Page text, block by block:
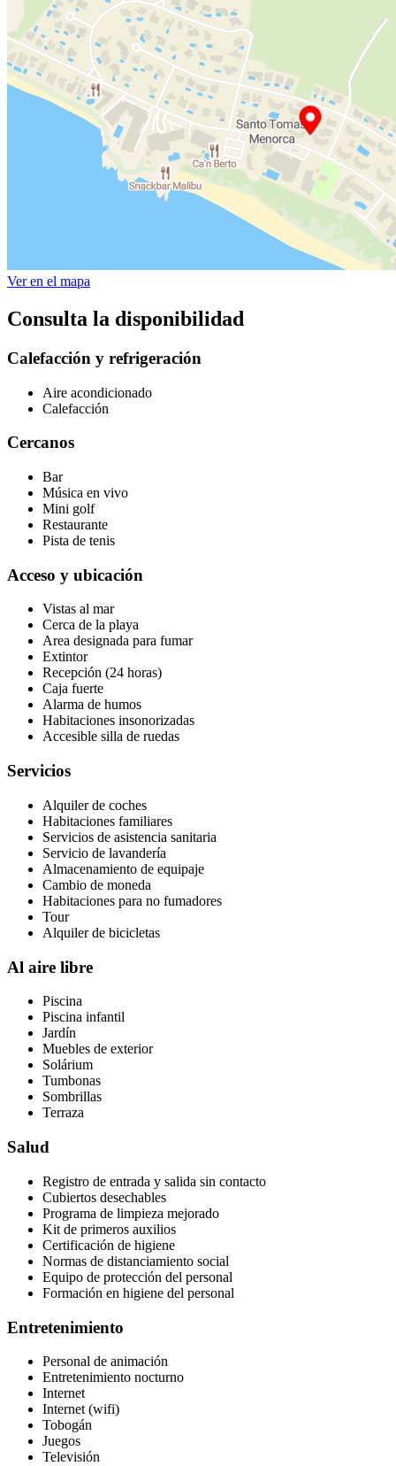
Ver en el mapa
Consulta la disponibilidad
Calefacción y refrigeración
Aire acondicionado
Calefacción
Cercanos
Bar
Música en vivo
Mini golf
Restaurante
Pista de tenis
Acceso y ubicación
Vistas al mar
Cerca de la playa
Area designada para fumar
Extintor
Recepción (24 horas)
Caja fuerte
Alarma de humos
Habitaciones insonorizadas
Accesible silla de ruedas
Servicios
Alquiler de coches
Habitaciones familiares
Servicios de asistencia sanitaria
Servicio de lavandería
Almacenamiento de equipaje
Cambio de moneda
Habitaciones para no fumadores
Tour
Alquiler de bicicletas
Al aire libre
Piscina
Piscina infantil
Jardín
Muebles de exterior
Solárium
Tumbonas
Sombrillas
Terraza
Salud
Registro de entrada y salida sin contacto
Cubiertos desechables
Programa de limpieza mejorado
Kit de primeros auxilios
Certificación de higiene
Normas de distanciamiento social
Equipo de protección del personal
Formación en higiene del personal
Entretenimiento
Personal de animación
Entretenimiento nocturno
Internet
Internet (wifi)
Tobogán
Juegos
Televisión